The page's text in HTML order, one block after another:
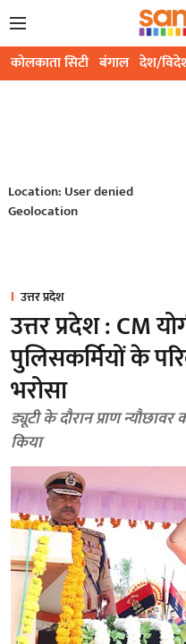
कोलकाता सिटी बंगाल देश/
Location: User denied
Geolocation
उत्तर प्रदेश
उत्तर प्रदेश : CM
पुलिसकर्मियों के
भरोसा
ड्यूटी के दौरान प्राण
किया